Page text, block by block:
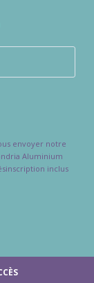
envoyer notre
Aluminium
inclus